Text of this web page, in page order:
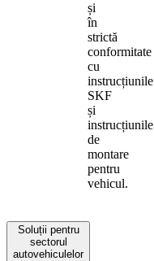
și
în
strictă
conformitate
cu
instrucțiunile
SKF
și
instrucțiunile
de
montare
pentru
vehicul.
Soluții pentru
sectorul
autovehiculelor